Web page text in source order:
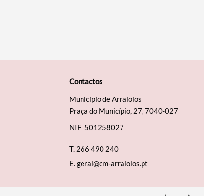
Contactos
Município de Arraiolos
Praça do Município, 27, 7040-027
NIF: 501258027
T. 266 490 240
E.geral@cm-arraiolos.pt